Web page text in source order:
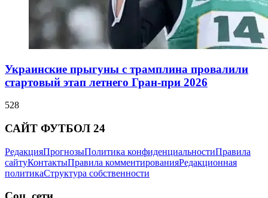
Украинские прыгуны с трамплина провалили
стартовый этап летнего Гран-при 2026
528
САЙТ ФУТБОЛ 24
РедакцияПрогнозыПолитика конфиденциальностиПравила
сайтуКонтактыПравила комментированияРедакционная
политикаСтруктура собственности